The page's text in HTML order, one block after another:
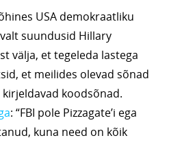
USA demokraatliku
suundusid Hillary
välja, et tegeleda lastega
et meilides olevad sõnad
kirjeldavad koodsõnad.
: “FBI pole Pizzagate’i ega
kuna need on kõik